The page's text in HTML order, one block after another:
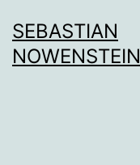
au
contenu
SEBASTIAN
NOWENSTEIN